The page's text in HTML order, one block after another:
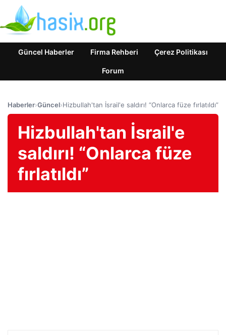
Güncel Haberler Firma Rehberi Çerez Politikası
Forum
Haberler›Güncel›Hizbullah'tan İsrail'e saldırı! “Onlarca füze fırlatıldı”
Hizbullah'tan İsrail'e
saldırı! “Onlarca füze
fırlatıldı”